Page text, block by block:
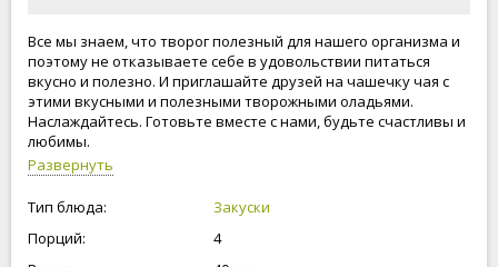
Все мы знаем, что творог полезный для нашего организма и
поэтому не отказываете себе в удовольствии питаться
вкусно и полезно. И приглашайте друзей на чашечку чая с
этими вкусными и полезными творожными оладьями.
Наслаждайтесь. Готовьте вместе с нами, будьте счастливы и
любимы.
Развернуть
Тип блюда:
Закуски
Порций:
4